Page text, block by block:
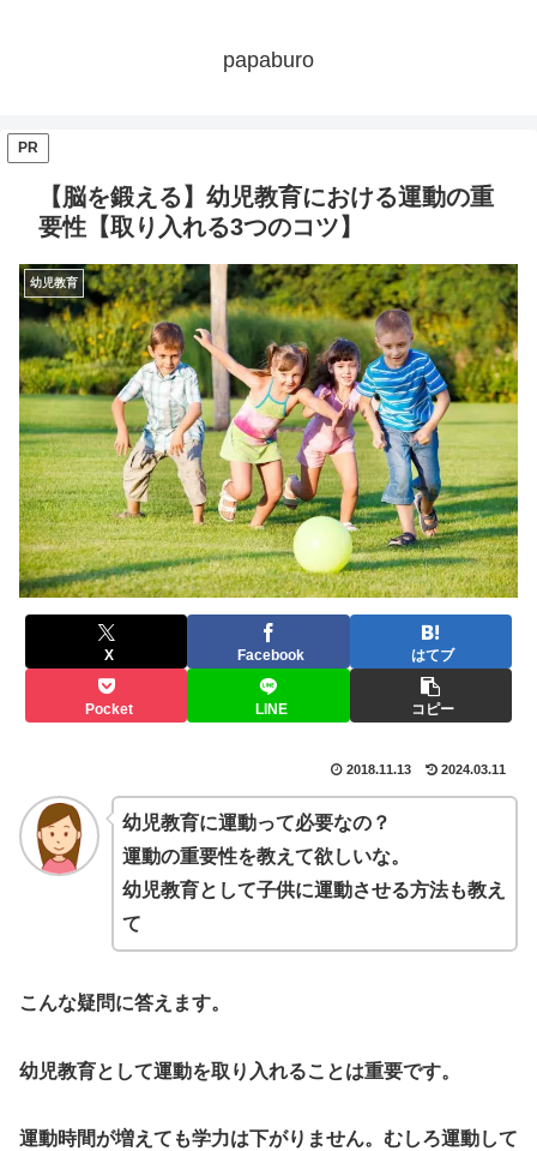
papaburo
PR
【脳を鍛える】幼児教育における運動の重
要性【取り入れる3つのコツ】
幼児教育
X Facebook はてブ
Pocket LINE コピー
2018.11.13 2024.03.11
幼児教育に運動って必要なの？
運動の重要性を教えて欲しいな。
幼児教育として子供に運動させる方法も教え
て
こんな疑問に答えます。
幼児教育として運動を取り入れることは重要です。
運動時間が増えても学力は下がりません。むしろ運動して